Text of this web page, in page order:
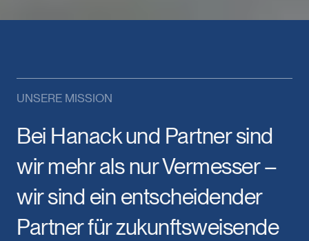
UNSERE MISSION
Bei Hanack und Partner sind
wir mehr als nur Vermesser –
wir sind ein entscheidender
Partner für zukunftsweisende